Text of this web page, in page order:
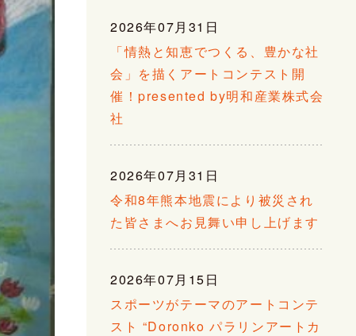
2026年07月31日
「情熱と知恵でつくる、豊かな社
会」を描くアートコンテスト開
催！presented by明和産業株式会
社
2026年07月31日
令和8年熊本地震により被災され
た皆さまへお見舞い申し上げます
2026年07月15日
スポーツがテーマのアートコンテ
スト “Doronko パラリンアートカ